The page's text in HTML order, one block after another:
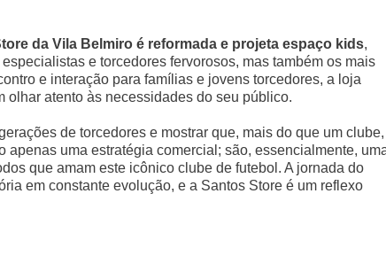
da Vila Belmiro é reformada e projeta espaço kids,
e torcedores fervorosos, mas também os mais
e interação para famílias e jovens torcedores, a loja
atento às necessidades do seu público.
de torcedores e mostrar que, mais do que um clube,
uma estratégia comercial; são, essencialmente,
que amam este icônico clube de futebol. A jornada do
em constante evolução, e a Santos Store é um reflexo